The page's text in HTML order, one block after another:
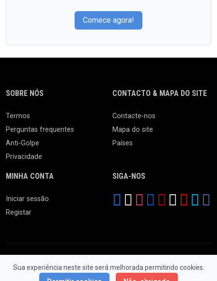
Comece agora!
Sua experiência neste site será melhorada permitindo cookies.
SOBRE NÓS
Termos
Perguntas frequentes
Anti-Golpe
Privacidade
CONTACTO & MAPA DO SITE
Contacte-nos
Mapa do site
Países
MINHA CONTA
Iniciar sessão
Registar
SIGA-NOS
© 2026 Feira da Ladra. Todos os Direitos Reservados.